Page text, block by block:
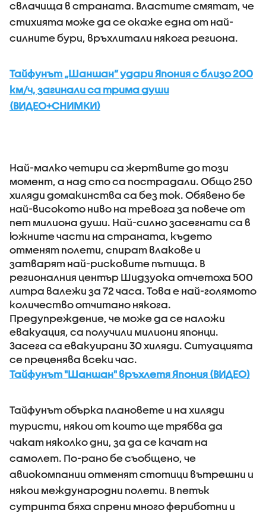
свлачища в страната. Властите смятат, че
стихията може да се окаже една от най-
силните бури, връхлитали някога региона.
Тайфунът „Шаншан” удари Япония с близо 200
км/ч, загинали са трима души
(ВИДЕО+СНИМКИ)
Най-малко четири са жертвите до този
момент, а над сто са пострадали. Общо 250
хиляди домакинства са без ток. Обявено бе
най-високото ниво на тревога за повече от
пет милиона души. Най-силно засегнати са в
южните части на страната, където
отменят полети, спират влакове и
затварят най-рисковите пътища. В
регионалния център Шидзуока отчетоха 500
литра валежи за 72 часа. Това е най-голямото
количество отчитано някога.
Предупреждение, че може да се наложи
евакуация, са получили милиони японци.
Засега са евакуирани 30 хиляди. Ситуацията
се преценява всеки час.
Тайфунът "Шаншан" връхлетя Япония (ВИДЕО)
Тайфунът обърка плановете и на хиляди
туристи, някои от които ще трябва да
чакат няколко дни, за да се качат на
самолет. По-рано бе съобщено, че
авиокомпании отменят стотици вътрешни и
някои международни полети. В петък
сутринта бяха спрени много фериботни и